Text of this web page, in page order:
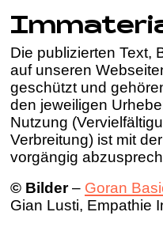
Die publizierten Text,
auf unseren
geschützt und
den jeweiligen
Nutzung
Verbreitung) ist mit
vorgängig
© Bilder– Goran
Gian Lusti, Empathie